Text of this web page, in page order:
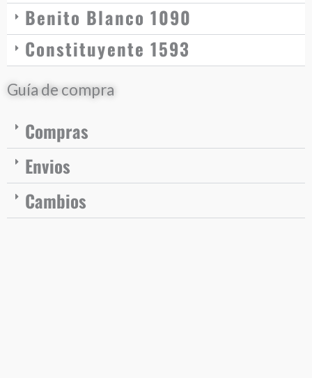
Benito Blanco 1090
Constituyente 1593
Guía de compra
Compras
Envios
Cambios